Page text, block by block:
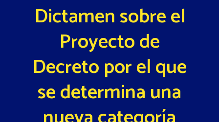
Dictamen sobre el
Proyecto de
Decreto por el que
se determina una